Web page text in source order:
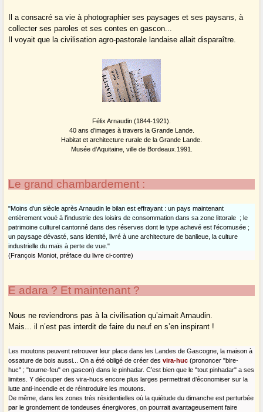
Il a consacré sa vie à photographier ses paysages et ses paysans, à
collecter ses paroles et ses contes en gascon...
Il voyait que la civilisation agro-pastorale landaise allait disparaître.
Félix Arnaudin (1844-1921).
40 ans d’images à travers la Grande Lande.
Habitat et architecture rurale de la Grande Lande.
Musée d’Aquitaine, ville de Bordeaux.1991.
Le grand chambardement :
"Moins d’un siècle après Arnaudin le bilan est effrayant : un pays maintenant
entièrement voué à l’industrie des loisirs de consommation dans sa zone littorale ; le
patrimoine culturel cantonné dans des réserves dont le type achevé est l’écomusée ;
un paysage dévasté, sans identité, livré à une architecture de banlieue, la culture
industrielle du maïs à perte de vue."
(François Moniot, préface du livre ci-contre)
E adara ? Et maintenant ?
Nous ne reviendrons pas à la civilisation qu’aimait Arnaudin.
Mais... il n’est pas interdit de faire du neuf en s’en inspirant !
Les moutons peuvent retrouver leur place dans les Landes de Gascogne, la maison à
ossature de bois aussi... On a été obligé de créer desvira-huc (prononcer "bire-
huc" ; "tourne-feu" en gascon) dans le pinhadar. C’est bien que le "tout pinhadar" a ses
limites. Y découper des vira-hucs encore plus larges permettrait d’économiser sur la
lutte anti-incendie et de réintroduire les moutons.
De même, dans les zones très résidentielles où la quiétude du dimanche est perturbée
par le grondement de tondeuses énergivores, on pourrait avantageusement faire